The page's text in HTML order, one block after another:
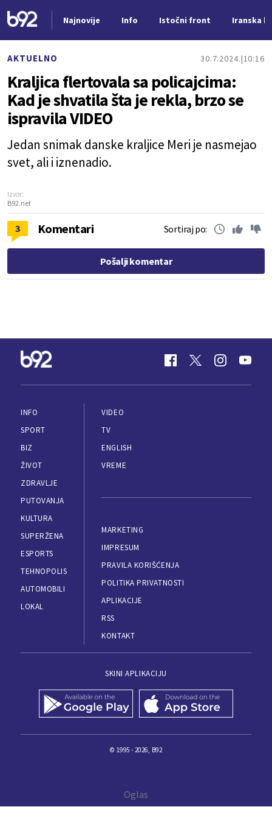
Najnovije Info Istočni front Iranska
AKTUELNO 30.7.2024. 10:16
Kraljica flertovala sa policajcima:
Kad je shvatila šta je rekla, brzo se
ispravila VIDEO
Jedan snimak danske kraljice Meri je nasmejao
svet, ali i iznenadio.
Izvor:
B92.net
3 Komentari Sortiraj po:
Pošalji komentar
INFO
SPORT
BIZ
ŽIVOT
ZDRAVLJE
PUTOVANJA
KULTURA
SUPERŽENA
ESPORTS
TEHNOPOLIS
AUTOMOBILI
LOKAL
VIDEO
TV
ENGLISH
VREME
MARKETING
IMPRESUM
PRAVILA KORIŠĆENJA
POLITIKA PRIVATNOSTI
APLIKACIJE
RSS
KONTAKT
SKINI APLIKACIJU
© 1995 - 2026, B92